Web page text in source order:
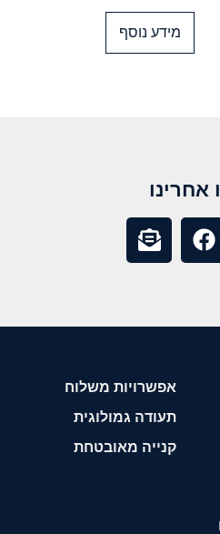
מידע נוסף
אחרינו
אפשרויות משלוח
תעודה גמולוגית
קנייה מאובטחת